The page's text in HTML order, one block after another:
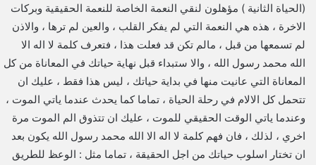
(الحياة الثانية ) مؤهلون لنقي النعمة الخاصة للنعمة الحقيقية وبركات
الاخرة ، هذه هي النعمة التي لم يفكر القلب ، والعين لم ترها ، والاذن
لم تسمعها من قبل ، مالم تكن قد فعلت هذا ، فتعرف كلمة لا اله الا
الله محمد رسول الله ، والا ستبداء قبل نهاية حياتك في المعاناة من كل
المعاناة التي عانيت منها في بداية حياتك ، ليس هذا فقط ، عليك ان
تتحمل كل الالام في رحلة الحياة ، تماما كما يحدث عندما ياتي الموت ،
وعندما ياتي الوقت الحقيقي للموت ، عليك ان تتذوق الم الموت مرة
اخري ، لذلك ، فان فهم كلمة لا اله الا الله محمد رسول الله يكون بعد
ان تختار اسلوب حياتك من اجل الحقيقة ، تماما مثل : الوعظ للطريق